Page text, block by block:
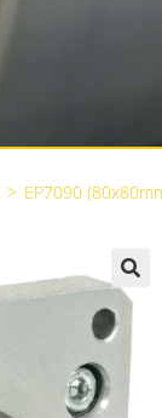
> EP7090
🔍